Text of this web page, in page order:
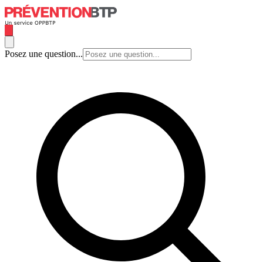
Posez une question...